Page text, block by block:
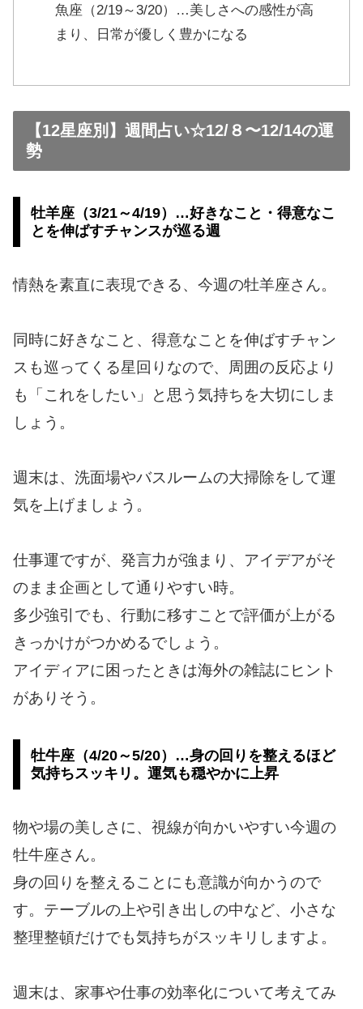
魚座（2/19～3/20）…美しさへの感性が高
まり、日常が優しく豊かになる
【12星座別】週間占い☆12/８〜12/14の運
勢
牡羊座（3/21～4/19）…好きなこと・得意なこ
とを伸ばすチャンスが巡る週
情熱を素直に表現できる、今週の牡羊座さん。
同時に好きなこと、得意なことを伸ばすチャン
スも巡ってくる星回りなので、周囲の反応より
も「これをしたい」と思う気持ちを大切にしま
しょう。
週末は、洗面場やバスルームの大掃除をして運
気を上げましょう。
仕事運ですが、発言力が強まり、アイデアがそ
のまま企画として通りやすい時。
多少強引でも、行動に移すことで評価が上がる
きっかけがつかめるでしょう。
アイディアに困ったときは海外の雑誌にヒント
がありそう。
牡牛座（4/20～5/20）…身の回りを整えるほど
気持ちスッキリ。運気も穏やかに上昇
物や場の美しさに、視線が向かいやすい今週の
牡牛座さん。
身の回りを整えることにも意識が向かうので
す。テーブルの上や引き出しの中など、小さな
整理整頓だけでも気持ちがスッキリしますよ。
週末は、家事や仕事の効率化について考えてみ